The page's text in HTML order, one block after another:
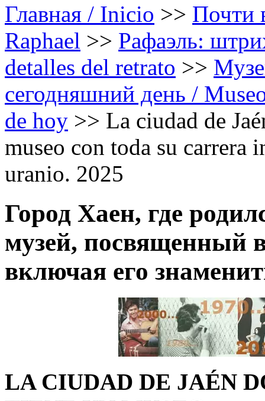
Главная / Inicio >> Почти
Raphael >> Рафаэль:
detalles del retrato >>
сегодняшний день /
de hoy >> La ciudad de
museo con toda su carrera
uranio. 2025
Город Хаен, где
музей, посвященный
включая его
LA CIUDAD DE JAÉN